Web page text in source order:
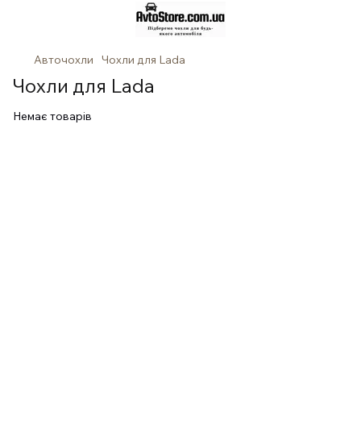
Авточохли Чохли для Lada
Чохли для Lada
Немає товарів